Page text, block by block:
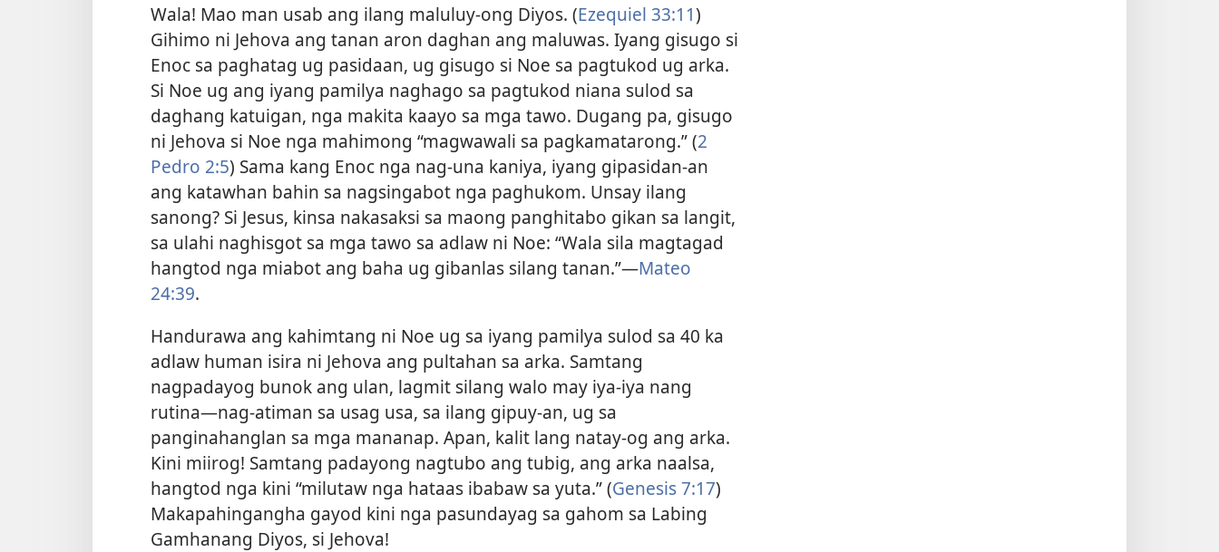
Wala! Mao man usab ang ilang maluluy-ong Diyos. (Ezequiel 33:11)
Gihimo ni Jehova ang tanan aron daghan ang maluwas. Iyang gisugo si
Enoc sa paghatag ug pasidaan, ug gisugo si Noe sa pagtukod ug arka.
Si Noe ug ang iyang pamilya naghago sa pagtukod niana sulod sa
daghang katuigan, nga makita kaayo sa mga tawo. Dugang pa, gisugo
ni Jehova si Noe nga mahimong “magwawali sa pagkamatarong.” (2
Pedro 2:5) Sama kang Enoc nga nag-una kaniya, iyang gipasidan-an
ang katawhan bahin sa nagsingabot nga paghukom. Unsay ilang
sanong? Si Jesus, kinsa nakasaksi sa maong panghitabo gikan sa langit,
sa ulahi naghisgot sa mga tawo sa adlaw ni Noe: “Wala sila magtagad
hangtod nga miabot ang baha ug gibanlas silang tanan.”—Mateo
24:39.
Handurawa ang kahimtang ni Noe ug sa iyang pamilya sulod sa 40 ka
adlaw human isira ni Jehova ang pultahan sa arka. Samtang
nagpadayog bunok ang ulan, lagmit silang walo may iya-iya nang
rutina—nag-atiman sa usag usa, sa ilang gipuy-an, ug sa
panginahanglan sa mga mananap. Apan, kalit lang natay-og ang arka.
Kini miirog! Samtang padayong nagtubo ang tubig, ang arka naalsa,
hangtod nga kini “milutaw nga hataas ibabaw sa yuta.” (Genesis 7:17)
Makapahingangha gayod kini nga pasundayag sa gahom sa Labing
Gamhanang Diyos, si Jehova!